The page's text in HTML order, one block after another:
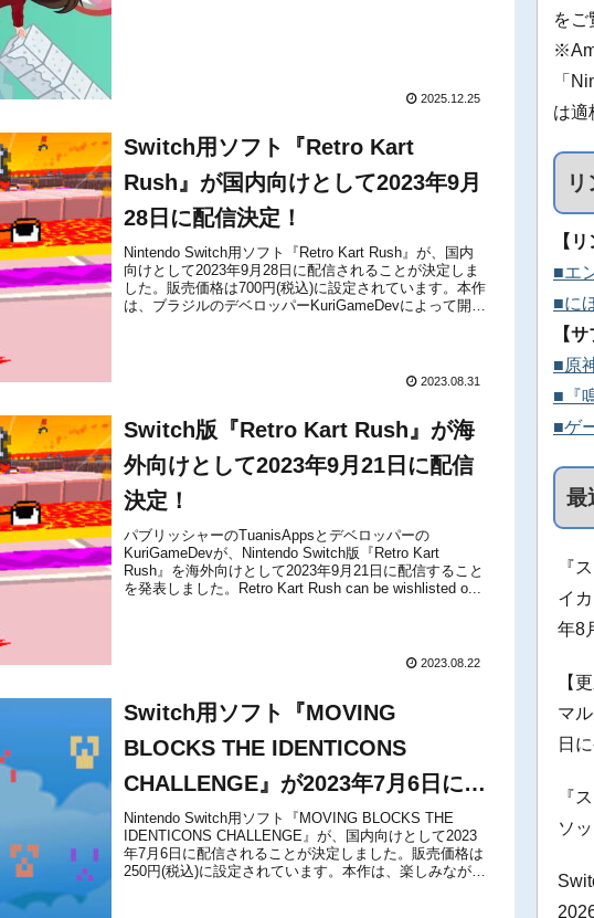
2025.12.25
Switch用ソフト『Retro Kart
Rush』が国内向けとして2023年9月
28日に配信決定！
Nintendo Switch用ソフト『Retro Kart Rush』が、国内
向けとして2023年9月28日に配信されることが決定しま
した。販売価格は700円(税込)に設定されています。本作
は、ブラジルのデベロッパーKuriGameDevによって開発
2023.08.31
Switch版『Retro Kart Rush』が海
外向けとして2023年9月21日に配信
決定！
パブリッシャーのTuanisAppsとデベロッパーの
KuriGameDevが、Nintendo Switch版『Retro Kart
Rush』を海外向けとして2023年9月21日に配信すること
を発表しました。Retro Kart Rush can be wishlisted o...
2023.08.22
Switch用ソフト『MOVING
BLOCKS THE IDENTICONS
CHALLENGE』が2023年7月6日に配
信決定！
Nintendo Switch用ソフト『MOVING BLOCKS THE
IDENTICONS CHALLENGE』が、国内向けとして2023
年7月6日に配信されることが決定しました。販売価格は
250円(税込)に設定されています。本作は、楽しみながら
をご
「
は適
リ
【リ
■エ
■に
【
■原
■『
■ゲ
最
『
イ
年8
【
マ
日
『
ソ